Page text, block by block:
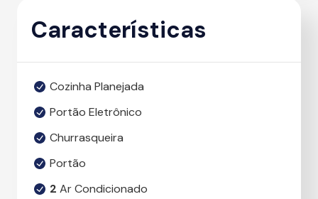
Características
Cozinha Planejada
Portão Eletrônico
Churrasqueira
Portão
2 Ar Condicionado